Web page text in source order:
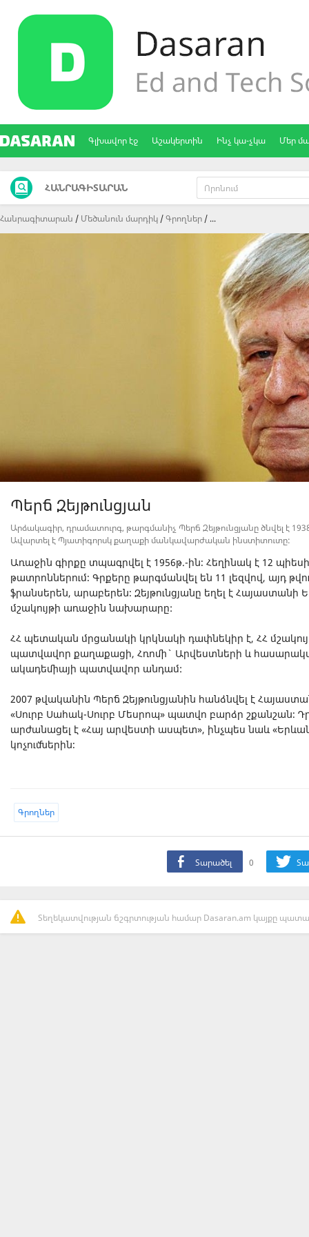
Գլխավոր էջ Աշակերտին Ինչ կա-չկա Մեր
ՀԱՆՐԱԳԻՏԱՐԱՆ
Հանրագիտարան Մեծանուն մարդիկ Գրողներ ...
Պերճ Զեյթունցյան
Արձակագիր, դրամատուրգ, թարգմանիչ Պերճ Զեյթունցյանը ծնվել է 1938
Ավարտել է Պյատիգորսկ քաղաքի մանկավարժական ինստիտուտը:
Առաջին գիրքը տպագրվել է 1956թ.-ին։ Հեղինակ է 12
թատրոններում։ Գրքերը թարգմանվել են 11 լեզվով, այդ
ֆրանսերեն, արաբերեն։ Զեյթունցյանը եղել է
մշակույթի առաջին նախարարը:
ՀՀ պետական մրցանակի կրկնակի դափնեկիր է, ՀՀ
պատվավոր քաղաքացի, Հռոմի` Արվեստների և
ակադեմիայի պատվավոր անդամ:
2007 թվականին Պերճ Զեյթունցյանին հանձնվել է
«Սուրբ Սահակ-Սուրբ Մեսրոպ» պատվո բարձր շքանշան։
արժանացել է «Հայ արվեստի ասպետ», ինչպես նաև
կոչումներին։
Գրողներ
Տարածել 0
Տեղեկատվության ճշգրտության համար Dasaran.am կայքը